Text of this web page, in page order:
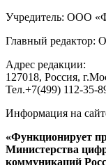
Учредитель: ООО
Главный редактор:
Адрес редакции:
127018, Россия,
Тел.+7(499) 112-35-
Информация на
«Функционирует
Министерства
коммуникаций